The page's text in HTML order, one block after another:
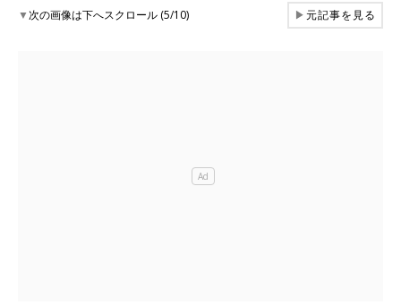
▼次の画像は下へスクロール (5/10) ▶元記事を見る